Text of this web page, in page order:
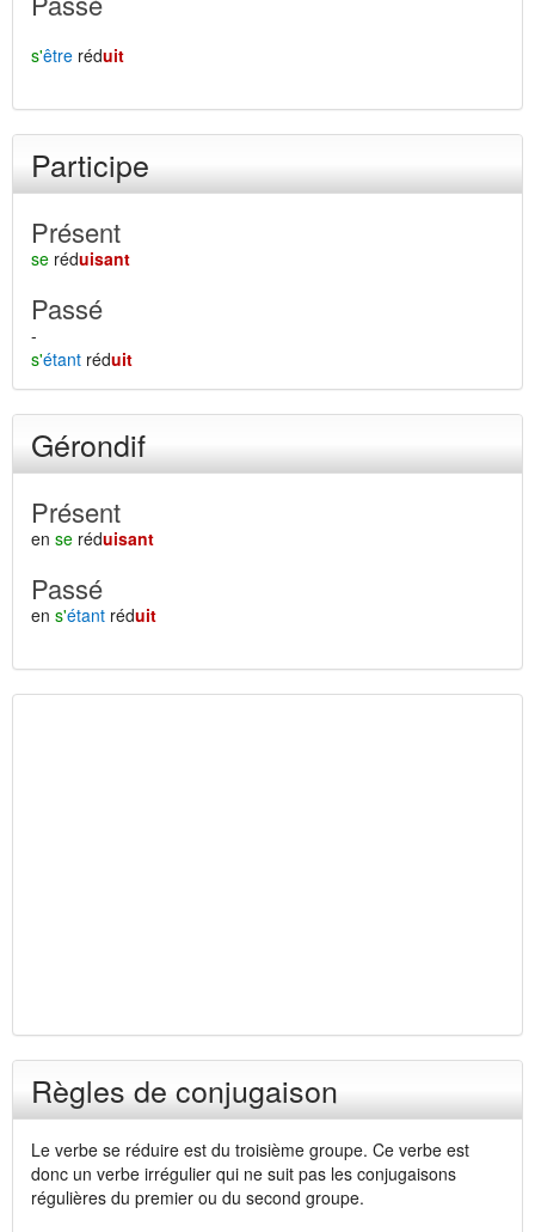
s'être réduit
Participe
Présent
se réduisant
Passé
-
s'étant réduit
Gérondif
Présent
en se réduisant
Passé
en s'étant réduit
Règles de conjugaison
Le verbe se réduire est du troisième groupe. Ce verbe est
donc un verbe irrégulier qui ne suit pas les conjugaisons
régulières du premier ou du second groupe.